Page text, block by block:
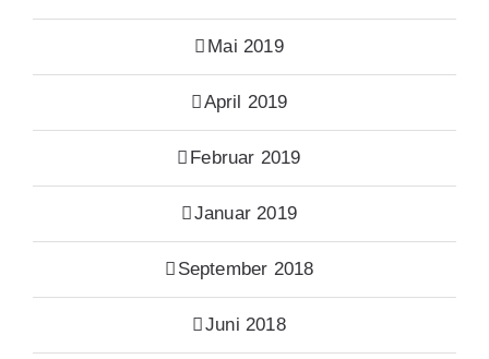
Mai 2019
April 2019
Februar 2019
Januar 2019
September 2018
Juni 2018